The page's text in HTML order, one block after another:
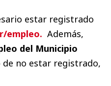
estar registrado
empleo. Además,
del Municipio
no estar registrado,